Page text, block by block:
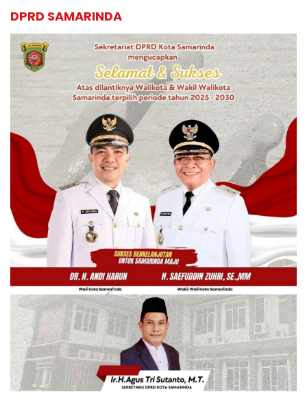
DPRD SAMARINDA